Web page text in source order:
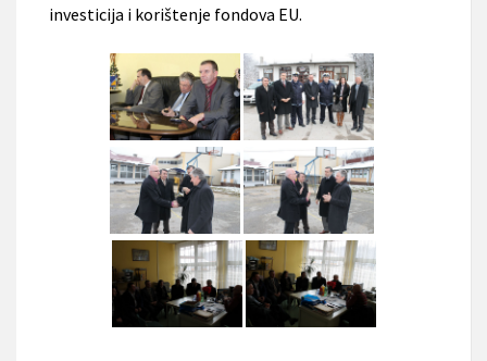
investicija i korištenje fondova EU.